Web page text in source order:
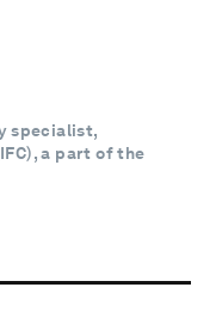
specialist,
a part of the